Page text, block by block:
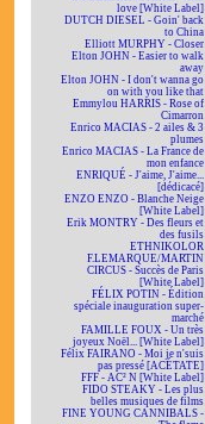
love [White Label]
DUTCH DIESEL - Goin' back
to China
Elliott MURPHY - Closer
Elton JOHN - Easier to walk
away
Elton JOHN - I don't wanna go
on with you like that
Emmylou HARRIS - Rose of
Cimarron
Enrico MACIAS - 2 ailes & 3
plumes
Enrico MACIAS - La France de
mon enfance
ENRIQUÉ - J'aime, J'aime...
[dédicacé]
ENZO ENZO - Blanche Neige
[White Label]
Erik MONTRY - Des fleurs et
des fusils
ETHNIKOLOR
F.LEMARQUE/MARTIN
CIRCUS - Succès de Paris
[White Label]
FÉLIX POTIN - Édition
spéciale inauguration super-
marché
FAMILLE FOUX - Un très
joyeux Noël... [White Label]
Félix FAIRANO - Moi je n'suis
pas pressé [ACÉTATE]
FFF - AC² N [White Label]
FIDO STEAKY - Les plus
belles musiques de films
FINE YOUNG CANNIBALS -